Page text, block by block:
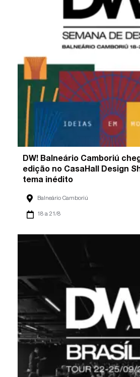
DW! Balneário Camboriú
edição no CasaHall Design
tema inédito
Balneário Camboriú
18 a 21/8